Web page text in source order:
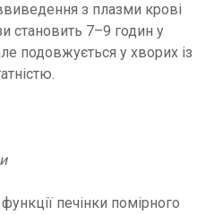
з плазми крові
становить 7–9 годин у
подовжується у хворих із
печінки помірного